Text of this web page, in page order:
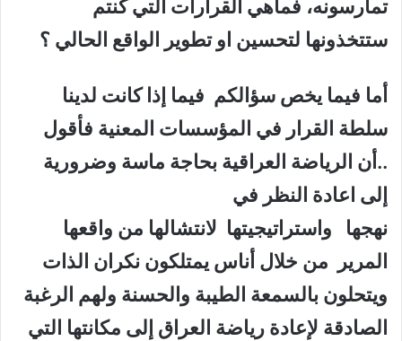
تمارسونه، فماهي القرارات التي كنتم
ستتخذونها لتحسين او تطوير الواقع الحالي ؟
أما فيما يخص سؤالكم فيما إذا كانت لدينا
سلطة القرار في المؤسسات المعنية فأقول
..أن الرياضة العراقية بحاجة ماسة وضرورية
إلى اعادة النظر في
نهجها واستراتيجيتها لانتشالها من واقعها
المرير من خلال أناس يمتلكون نكران الذات
ويتحلون بالسمعة الطيبة والحسنة ولهم الرغبة
الصادقة لإعادة رياضة العراق إلى مكانتها التي